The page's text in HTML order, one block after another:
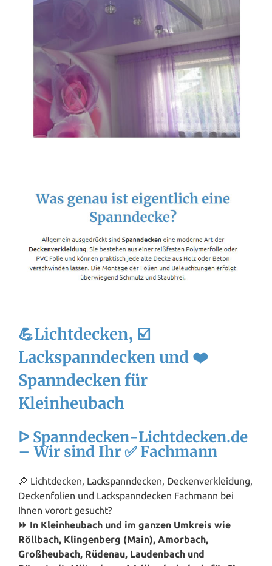
💪Lichtdecken, ☑️
Lackspanndecken und ❤️
Spanndecken für
Kleinheubach
ᐅ Spanndecken-Lichtdecken.de
– Wir sind Ihr ✅ Fachmann
🔎 Lichtdecken, Lackspanndecken, Deckenverkleidung,
Deckenfolien und Lackspanndecken Fachmann bei
Ihnen vorort gesucht?
⏩ In Kleinheubach und im ganzen Umkreis wie
Röllbach, Klingenberg (Main), Amorbach,
Großheubach, Rüdenau, Laudenbach und